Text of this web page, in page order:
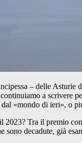
– delle Asturie
a scrivere
«mondo di ieri», o
2023? Tra il premio
sono decadute, già